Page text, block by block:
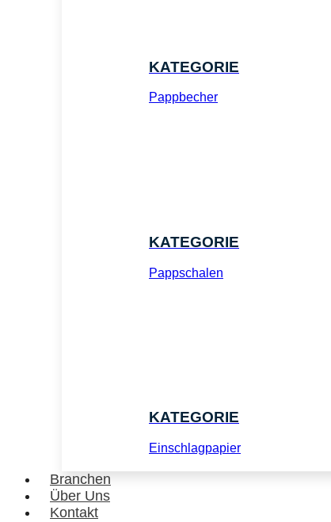
KATEGORIE
Pappbecher
KATEGORIE
Pappschalen
KATEGORIE
Einschlagpapier
Branchen
Über Uns
Kontakt